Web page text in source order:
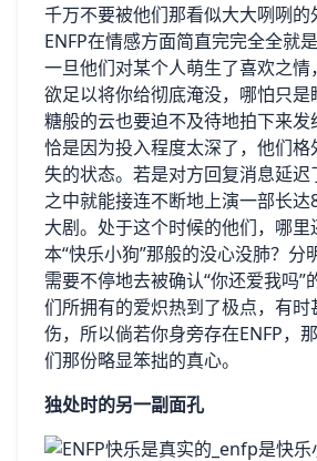
千万不要被他们那看似大大咧咧的
ENFP在情感方面简直完完全全就是
一旦他们对某个人萌生了喜欢之
欲足以将你给彻底淹没，哪怕只
糖般的云也要迫不及待地拍下来
恰是因为投入程度太深了，他们格
失的状态。若是对方回复消息延
之中就能接连不断地上演一部长
大剧。处于这个时候的他们，哪
本“快乐小狗”那般的没心没肺？分
需要不停地去被确认“你还爱我吗”
们所拥有的爱炽热到了极点，有时
伤，所以倘若你身旁存在ENFP，
们那份略显笨拙的真心。
独处时的另一副面孔